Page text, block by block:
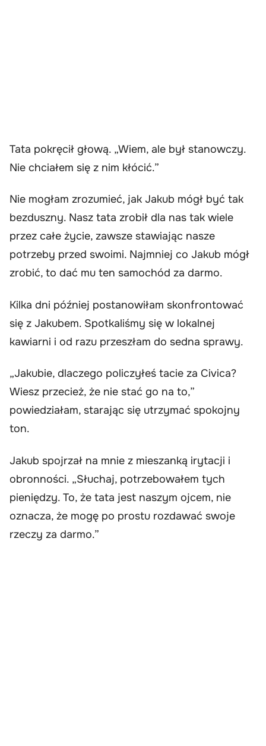
Tata pokręcił głową. „Wiem, ale był stanowczy.
Nie chciałem się z nim kłócić.”
Nie mogłam zrozumieć, jak Jakub mógł być tak
bezduszny. Nasz tata zrobił dla nas tak wiele
przez całe życie, zawsze stawiając nasze
potrzeby przed swoimi. Najmniej co Jakub mógł
zrobić, to dać mu ten samochód za darmo.
Kilka dni później postanowiłam skonfrontować
się z Jakubem. Spotkaliśmy się w lokalnej
kawiarni i od razu przeszłam do sedna sprawy.
„Jakubie, dlaczego policzyłeś tacie za Civica?
Wiesz przecież, że nie stać go na to,”
powiedziałam, starając się utrzymać spokojny
ton.
Jakub spojrzał na mnie z mieszanką irytacji i
obronności. „Słuchaj, potrzebowałem tych
pieniędzy. To, że tata jest naszym ojcem, nie
oznacza, że mogę po prostu rozdawać swoje
rzeczy za darmo.”